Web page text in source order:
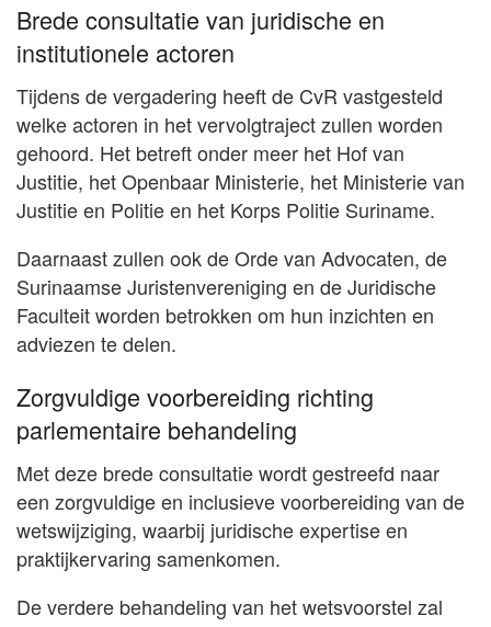
Brede consultatie van juridische en
institutionele actoren
Tijdens de vergadering heeft de CvR vastgesteld
welke actoren in het vervolgtraject zullen worden
gehoord. Het betreft onder meer het Hof van
Justitie, het Openbaar Ministerie, het Ministerie van
Justitie en Politie en het Korps Politie Suriname.
Daarnaast zullen ook de Orde van Advocaten, de
Surinaamse Juristenvereniging en de Juridische
Faculteit worden betrokken om hun inzichten en
adviezen te delen.
Zorgvuldige voorbereiding richting
parlementaire behandeling
Met deze brede consultatie wordt gestreefd naar
een zorgvuldige en inclusieve voorbereiding van de
wetswijziging, waarbij juridische expertise en
praktijkervaring samenkomen.
De verdere behandeling van het wetsvoorstel zal